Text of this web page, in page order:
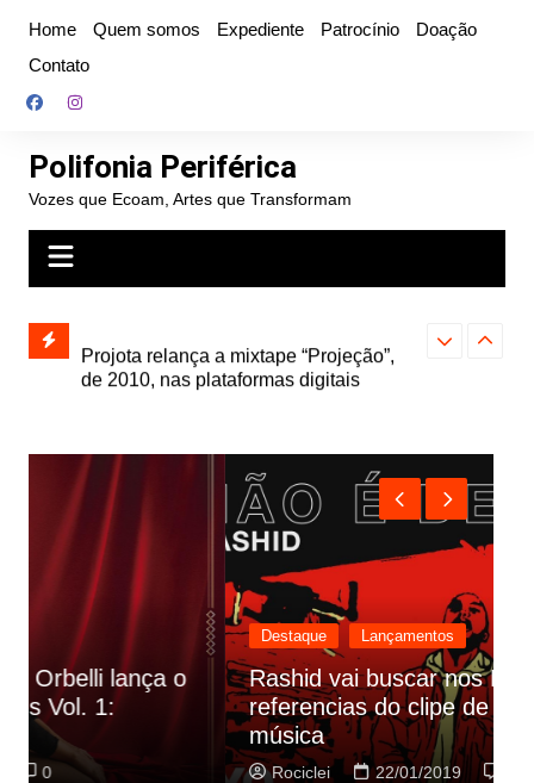
conteúdo
Home Quem somos Expediente Patrocínio
Doação
Contato
Polifonia Periférica
Vozes que Ecoam, Artes que Transformam
e abre
autoral,
de 2010, nas plataformas digitais
Farofa
Destaque Lançamentos
Rashid vai buscar nos HQs as
referencias do clipe de sua nova
música
Rociclei 22/01/2019 0